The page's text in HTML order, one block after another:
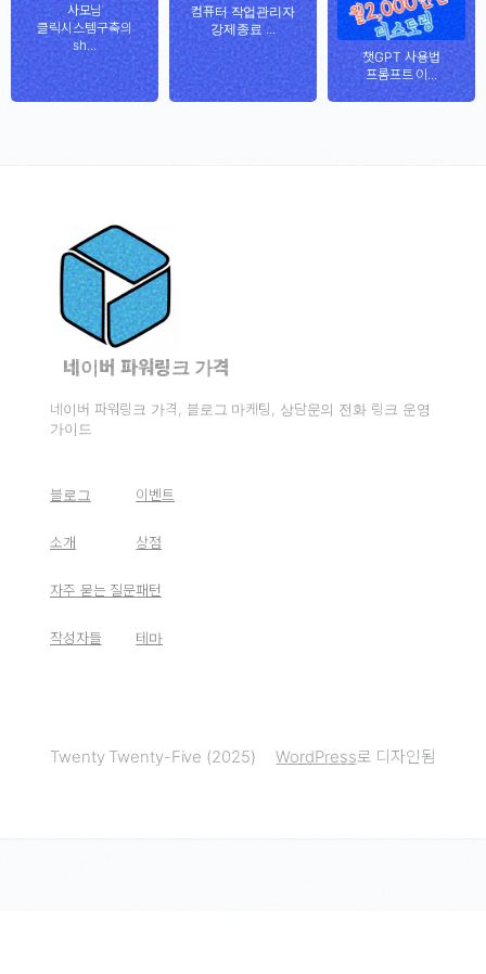
사모님
클릭시스템구축의
sh...
컴퓨터 작업관리자
강제종료 ...
챗GPT 사용법
프롬프트 이...
네이버 파워링크 가격
네이버 파워링크 가격, 블로그 마케팅, 상담문의 전화 링크 운영
가이드
블로그
소개
자주 묻는 질문
작성자들
이벤트
상점
패턴
테마
Twenty Twenty-Five (2025) WordPress로 디자인됨